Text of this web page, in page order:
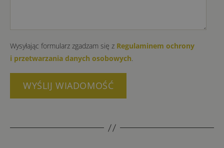
Wysyłając formularz zgadzam się z Regulaminem ochrony
i przetwarzania danych osobowych.